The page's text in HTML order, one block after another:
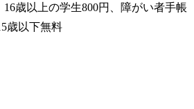
歳以上の学生800円、障がい者手帳
歳以下無料